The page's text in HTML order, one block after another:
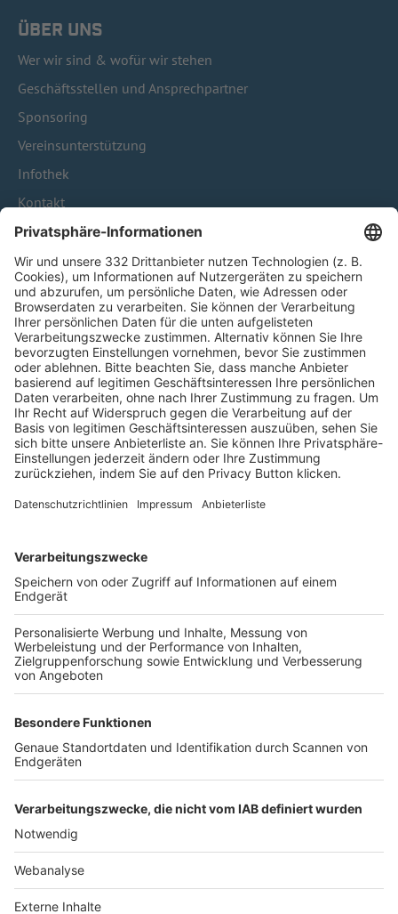
ÜBER UNS
Wer wir sind & wofür wir stehen
Geschäftsstellen und Ansprechpartner
Sponsoring
Vereinsunterstützung
Infothek
Kontakt
HÄUFIG BESUCHTE SEITEN
Pässe und Vereinswechsel
Trainerausbildung
Schulungsangebot Vereinsmitarbeiter
BFV-Geschäftsstellen
Trainerbörse
Login SpielPlus
FOLGE DEM BFV
TOP-VEREINE
TOP-PARTNER
Nutzungsbedingungen Datenschutz Impressum